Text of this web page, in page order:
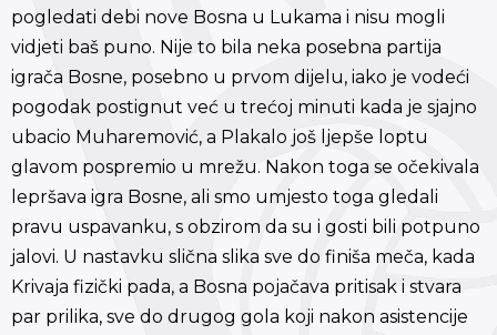
pogledati debi nove Bosna u Lukama i nisu mogli
vidjeti baš puno. Nije to bila neka posebna partija
igrača Bosne, posebno u prvom dijelu, iako je vodeći
pogodak postignut već u trećoj minuti kada je sjajno
ubacio Muharemović, a Plakalo još ljepše loptu
glavom pospremio u mrežu. Nakon toga se očekivala
lepršava igra Bosne, ali smo umjesto toga gledali
pravu uspavanku, s obzirom da su i gosti bili potpuno
jalovi. U nastavku slična slika sve do finiša meča, kada
Krivaja fizički pada, a Bosna pojačava pritisak i stvara
par prilika, sve do drugog gola koji nakon asistencije